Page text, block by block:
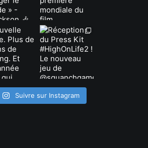
Suivre sur Instagram